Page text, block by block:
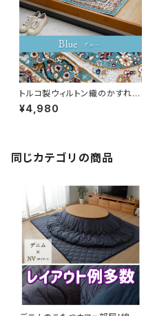
トルコ製ウィルトン織のかすれ感
を出したヴィンテージ玄関マット
（ブルー）
¥4,980
同じカテゴリの商品